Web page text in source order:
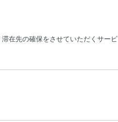
在先の確保をさせていただくサービ